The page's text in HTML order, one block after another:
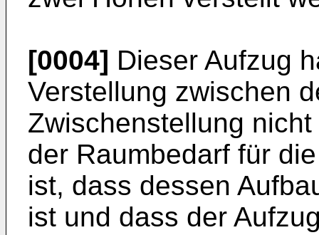
[0004] Dieser Aufzug
Verstellung zwischen
Zwischenstellung
der Raumbedarf für
ist, dass dessen
ist und dass der